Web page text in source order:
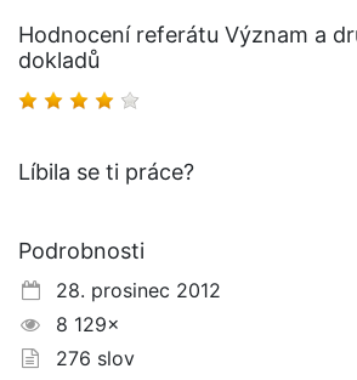
Hodnocení referátu Význam a
dokladů
Líbila se ti práce?
Podrobnosti
28. prosinec 2012
8 129×
276 slov